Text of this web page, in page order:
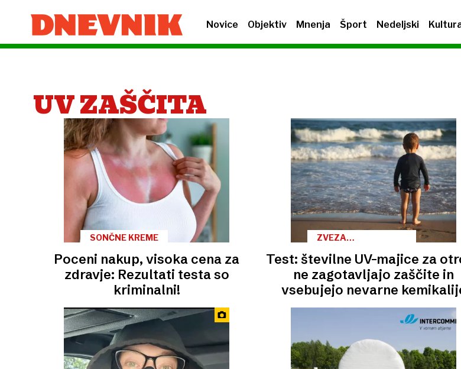
Novice Objektiv Mnenja Šport Nedeljski
UV ZAŠČITA
SONČNE KREME
Poceni nakup, visoka cena za
zdravje: Rezultati testa so
kriminalni!
ZVEZA
Test: številne UV-majice za
ne zagotavljajo zaščite in
vsebujejo nevarne